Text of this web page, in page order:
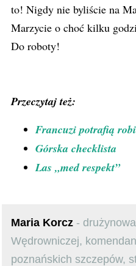
to! Nigdy nie byliście na
Marzycie o choć kilku
Do roboty!
Przeczytaj też:
Francuzi potrafią
Górska checklista
Las „med respekt”
Maria Korcz -
Wędrowniczej,
poznańskich szczepów,